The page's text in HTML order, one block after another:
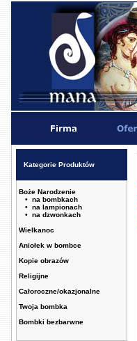
Kategorie Produktów
Boże Narodzenie
• na bombkach
• na lampionach
• na dzwonkach
Wielkanoc
Aniołek w bombce
Kopie obrazów
Religijne
Całoroczne/okazjonalne
Twoja bombka
Bombki bezbarwne